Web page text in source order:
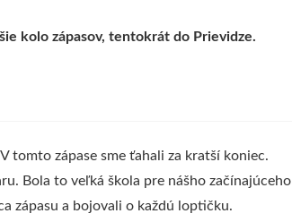
kolo zápasov, tentokrát do Prievidze.
tomto zápase sme ťahali za kratší koniec.
Bola to veľká škola pre nášho začínajúceho
zápasu a bojovali o každú loptičku.